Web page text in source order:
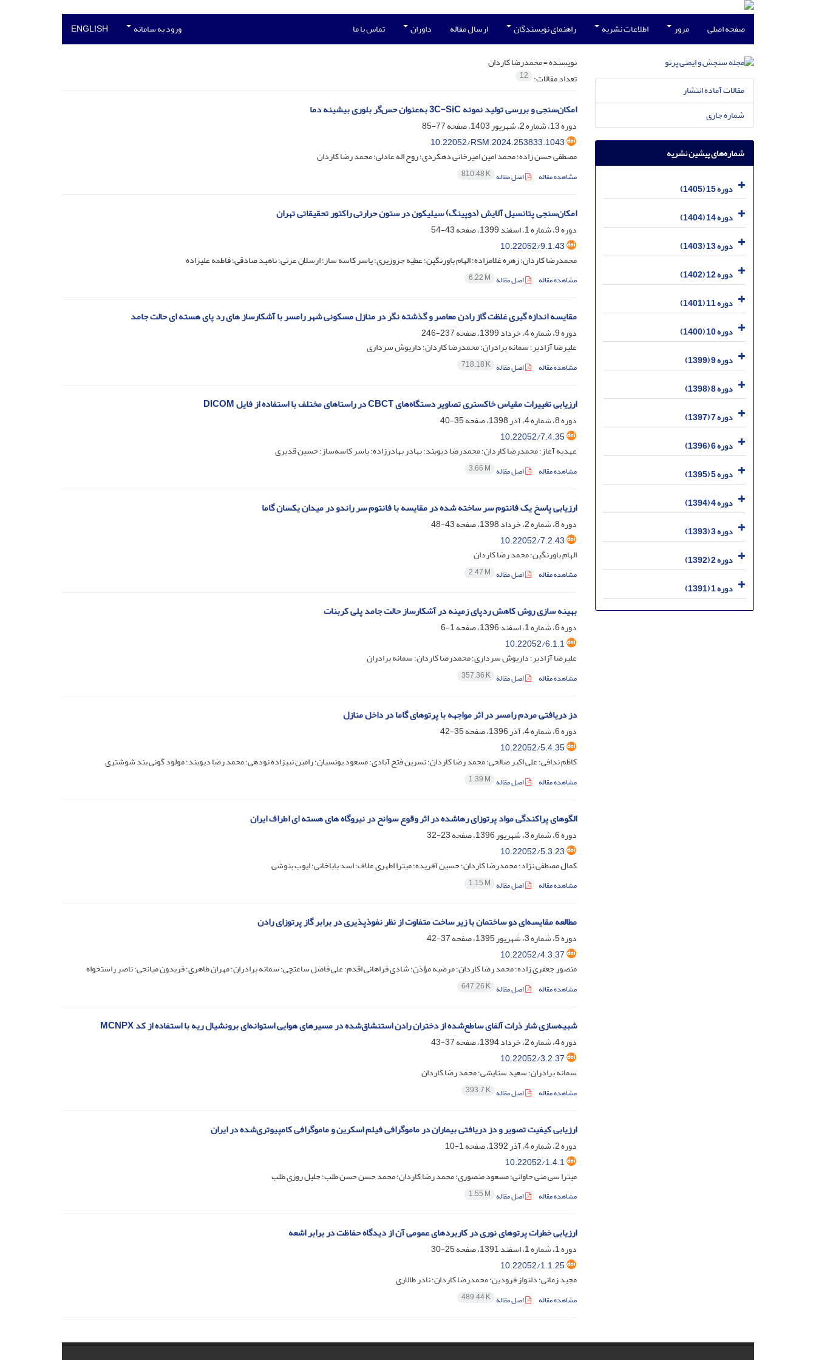
صفحه اصلی مرور اطلاعات نشریه راهنمای نویسندگان ارسال مقاله داوران تماس با ما ورود به سامانه ENGLISH
نویسنده =محمدرضا کاردان
تعداد مقالات: 12
امکان‌سنجی و بررسی تولید نمونه 3C-SiC به‌عنوان حس‌گر بلوری بیشینه دما
دوره 13، شماره 2، شهریور 1403، صفحه
77-85
10.22052/RSM.2024.253833.1043
مصطفی حسن زاده؛ محمد امین امیرخانی دهکردی؛ روح اله عادلی؛ محمد رضا کاردان
مشاهده مقاله اصل مقاله 810.48 K
امکان‌سنجی پتانسیل آلایش (دوپینگ) سیلیکون در ستون حرارتی راکتور تحقیقاتی تهران
دوره 9، شماره 1، اسفند 1399، صفحه
43-54
10.22052/9.1.43
محمدرضا کاردان؛ زهره غلامزاده؛ الهام باورنگین؛ عطیه جزوزیری؛ یاسر کاسه ساز؛ ارسلان عزتی؛ ناهید صادقی؛ فاطمه علیزاده
مشاهده مقاله اصل مقاله 6.22 M
مقایسه اندازه گیری غلظت گاز رادن معاصر و گذشته نگر در منازل مسکونی شهر رامسر با آشکارساز های رد پای هسته ای حالت جامد
دوره 9، شماره 4، خرداد 1399، صفحه
237-246
علیرضا آزادبر؛ سمانه برادران؛ محمدرضا کاردان؛ داریوش سرداری
مشاهده مقاله اصل مقاله 718.18 K
ارزیابی تغییرات مقیاس خاکستری تصاویر دستگاه‌های CBCT در راستاهای مختلف با استفاده از فایل DICOM
دوره 8، شماره 4، آذر 1398، صفحه
35-40
10.22052/7.4.35
عهدیه آغاز؛ محمد‌رضا کاردان؛ محمد‌رضا دیوبند؛ بهادر بهادرزاده؛ یاسر کاسه‌ساز؛ حسین قدیری
مشاهده مقاله اصل مقاله 3.66 M
ارزیابی پاسخ یک فانتوم سر ساخته شده در مقایسه با فانتوم سر راندو در میدان یکسان گاما
دوره 8، شماره 2، خرداد 1398، صفحه
43-48
10.22052/7.2.43
الهام باورنگین؛ محمد رضا کاردان
مشاهده مقاله اصل مقاله 2.47 M
بهینه سازی روش کاهش ردپای زمینه در آشکارساز حالت جامد پلی کربنات
دوره 6، شماره 1، اسفند 1396، صفحه
1-6
10.22052/6.1.1
علیرضا آزادبر؛ داریوش سرداری؛ محمدرضا کاردان؛ سمانه برادران
مشاهده مقاله اصل مقاله 357.36 K
دز دریافتی مردم رامسر در اثر مواجهه با پرتوهای گاما در داخل منازل
دوره 6، شماره 4، آذر 1396، صفحه
35-42
10.22052/5.4.35
کاظم ندافی؛ علی اکبر صالحی؛ محمد رضا کاردان؛ نسرین فتح آبادی؛ مسعود یونسیان؛ رامین نبیزاده نودهی؛ محمد رضا دیوبند؛ مولود گونی بند شوشتری
مشاهده مقاله اصل مقاله 1.39 M
الگوهای پراکندگی مواد پرتوزای رهاشده در اثر وقوع سوانح در نیروگاه های هسته ای اطراف ایران
دوره 6، شماره 3، شهریور 1396، صفحه
23-32
10.22052/5.3.23
کمال مصطفی نژاد؛ محمدرضا کاردان؛ حسین آفریده؛ میترا اطهری علاف؛ اسد باباخانی؛ ایوب بنوشی
مشاهده مقاله اصل مقاله 1.15 M
مطالعه مقایسه‌ای دو ساختمان با زیر ساخت متفاوت از نظر نفوذ‌پذیری در برابر گاز پرتوزای رادن
دوره 5، شماره 3، شهریور 1395، صفحه
37-42
10.22052/4.3.37
منصور جعفری زاده؛ محمد رضا کاردان؛ مرضیه مؤذن؛ شادی فراهانی اقدم؛ علی فاضل ساعتچی؛ سمانه برادران؛ مهران طاهری؛ فریدون میانجی؛ ناصر راستخواه
مشاهده مقاله اصل مقاله 647.26 K
شبیه‌سازی شار ذرات آلفای ساطع‌شده از دختران رادن استنشاق‌شده در مسیرهای هوایی استوانه‌ای برونشیال ریه با استفاده از کد MCNPX
دوره 4، شماره 2، خرداد 1394، صفحه
37-43
10.22052/3.2.37
سمانه برادران؛ سعید ستایشی؛ محمد رضا کاردان
مشاهده مقاله اصل مقاله 393.7 K
ارزیابی کیفیت تصویر و دز دریافتی بیماران در ماموگرافی فیلم اسکرین و ماموگرافی کامپیوتری‌شده در ایران
دوره 2، شماره 4، آذر 1392، صفحه
1-10
10.22052/1.4.1
میترا سی منی جاوانی؛ مسعود منصوری؛ محمد رضا کاردان؛ محمد حسن حسن طلب؛ جلیل روزی طلب
مشاهده مقاله اصل مقاله 1.55 M
ارزیابی خطرات پرتوهای نوری در کاربردهای عمومی آن از دیدگاه حفاظت در برابر اشعه
دوره 1، شماره 1، اسفند 1391، صفحه
25-30
10.22052/1.1.25
مجید زمانی؛ دلنواز فرودین؛ محمدرضا کاردان؛ نادر طالاری
مشاهده مقاله اصل مقاله 489.44 K
مقالات آماده انتشار
شماره جاری
شماره‌های پیشین نشریه
دوره 15 (1405)
دوره 14 (1404)
دوره 13 (1403)
دوره 12 (1402)
دوره 11 (1401)
دوره 10 (1400)
دوره 9 (1399)
دوره 8 (1398)
دوره 7 (1397)
دوره 6 (1396)
دوره 5 (1395)
دوره 4 (1394)
دوره 3 (1393)
دوره 2 (1392)
دوره 1 (1391)